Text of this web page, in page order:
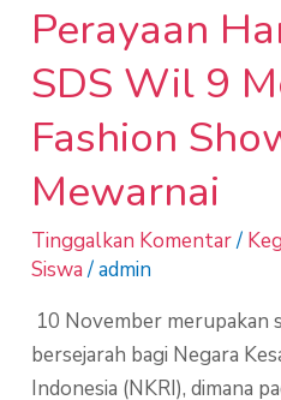
Perayaan
SDS Wil 9
Fashion
Mewarnai
Tinggalkan Komentar/
Siswa/admin
10 November merupakan
bersejarah bagi Negara
Indonesia (NKRI), dimana